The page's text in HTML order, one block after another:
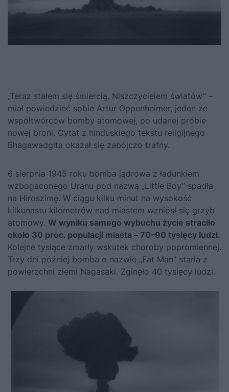
„Teraz stałem się śmiercią. Niszczycielem światów” –
miał powiedzieć sobie Artur Oppenheimer, jeden ze
współtwórców bomby atomowej, po udanej próbie
nowej broni. Cytat z hinduskiego tekstu religijnego
Bhagawadgita okazał się zabójczo trafny.
6 sierpnia 1945 roku bomba jądrowa z ładunkiem
wzbogaconego Uranu pod nazwą „Little Boy” spadła
na Hiroszimę. W ciągu kilku minut na wysokość
kilkunastu kilometrów nad miastem wzniósł się grzyb
atomowy. W wyniku samego wybuchu życie straciło
około 30 proc. populacji miasta – 70–90 tysięcy ludzi.
Kolejne tysiące zmarły wskutek choroby popromiennej.
Trzy dni później bomba o nazwie „Fat Man” starła z
powierzchni ziemi Nagasaki. Zginęło 40 tysięcy ludzi.